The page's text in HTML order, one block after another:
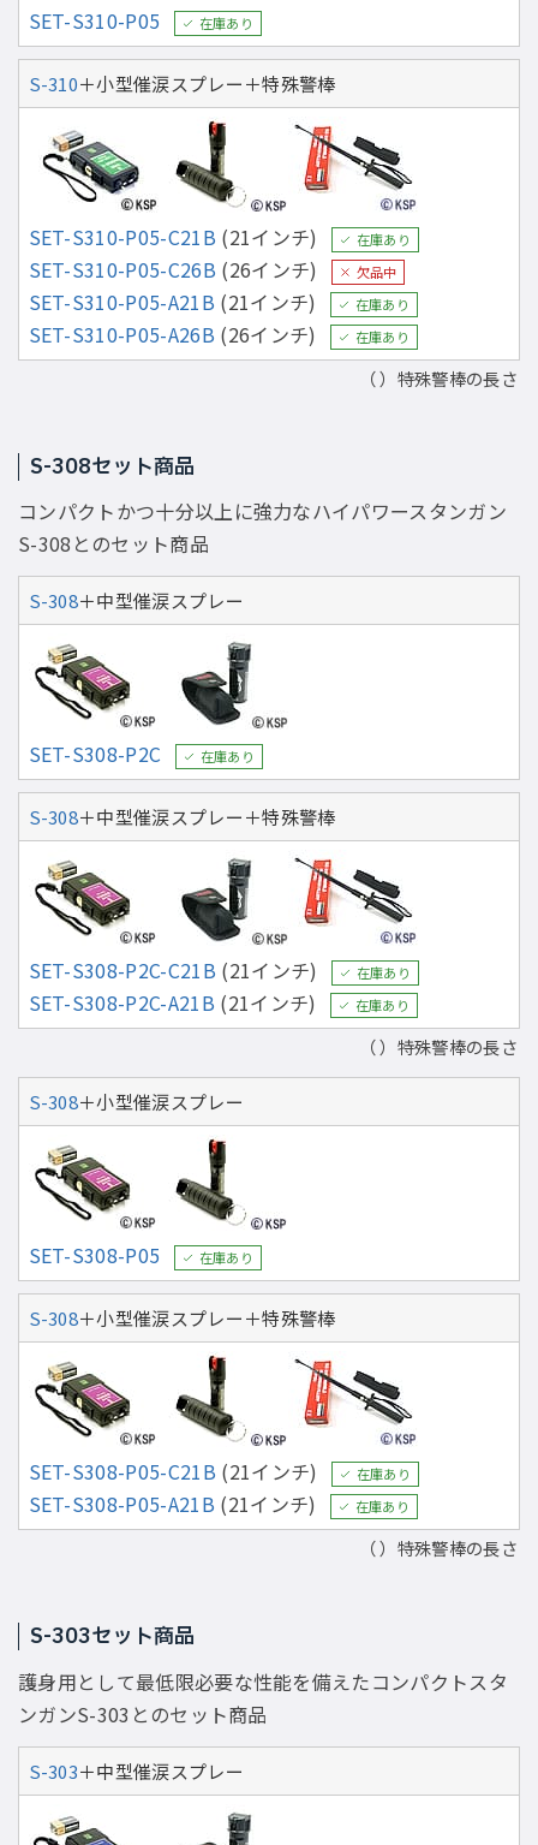
SET-S310-P05 在庫あり
S-310＋小型催涙スプレー＋特殊警棒
SET-S310-P05-C21B (21インチ) 在庫あり
SET-S310-P05-C26B (26インチ) 欠品中
SET-S310-P05-A21B (21インチ) 在庫あり
SET-S310-P05-A26B (26インチ) 在庫あり
（ ）特殊警棒の長さ
S-308セット商品
コンパクトかつ十分以上に強力なハイパワースタンガン
S-308とのセット商品
S-308＋中型催涙スプレー
SET-S308-P2C 在庫あり
S-308＋中型催涙スプレー＋特殊警棒
SET-S308-P2C-C21B (21インチ) 在庫あり
SET-S308-P2C-A21B (21インチ) 在庫あり
（ ）特殊警棒の長さ
S-308＋小型催涙スプレー
SET-S308-P05 在庫あり
S-308＋小型催涙スプレー＋特殊警棒
SET-S308-P05-C21B (21インチ) 在庫あり
SET-S308-P05-A21B (21インチ) 在庫あり
（ ）特殊警棒の長さ
S-303セット商品
護身用として最低限必要な性能を備えたコンパクトスタ
ンガンS-303とのセット商品
S-303＋中型催涙スプレー